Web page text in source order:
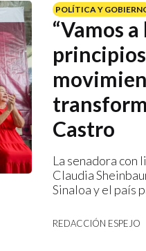
POLÍTICA Y
“Vamos
Castro
La senadora con
Claudia
Sinaloa y el país
REDACCIÓN ESPEJO